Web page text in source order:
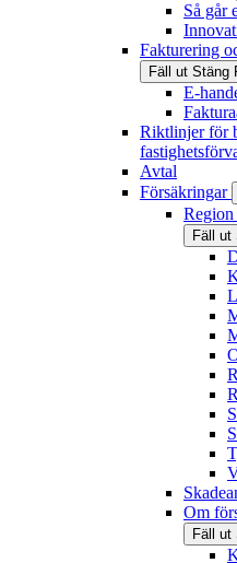
Så går
Fakturering
Fäll ut Stäng
E-
Riktlinjer för
Avtal
Försäkringar
Region
Fäll ut
Om
Fäll ut